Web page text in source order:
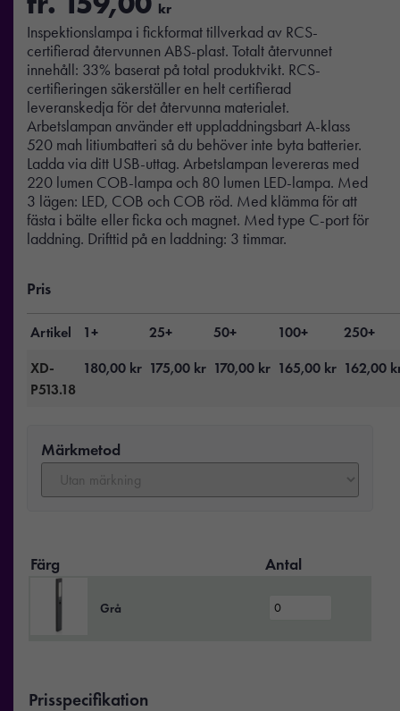
kr
Inspektionslampa i fickformat tillverkad av RCS-
certifierad återvunnen ABS-plast. Totalt återvunnet
innehåll: 33% baserat på total produktvikt. RCS-
certifieringen säkerställer en helt certifierad
leveranskedja för det återvunna materialet.
Arbetslampan använder ett uppladdningsbart A-klass
520 mah litiumbatteri så du behöver inte byta batterier.
Ladda via ditt USB-uttag. Arbetslampan levereras med
220 lumen COB-lampa och 80 lumen LED-lampa. Med
3 lägen: LED, COB och COB röd. Med klämma för att
fästa i bälte eller ficka och magnet. Med type C-port för
laddning. Drifttid på en laddning: 3 timmar.
Pris
Artikel 1+ 25+ 50+ 100+
250+
XD-
P513.18
180,00 kr 175,00 kr 170,00 kr 165,00 kr 162,00
Märkmetod
Färg Antal
Grå
Prisspecifikation